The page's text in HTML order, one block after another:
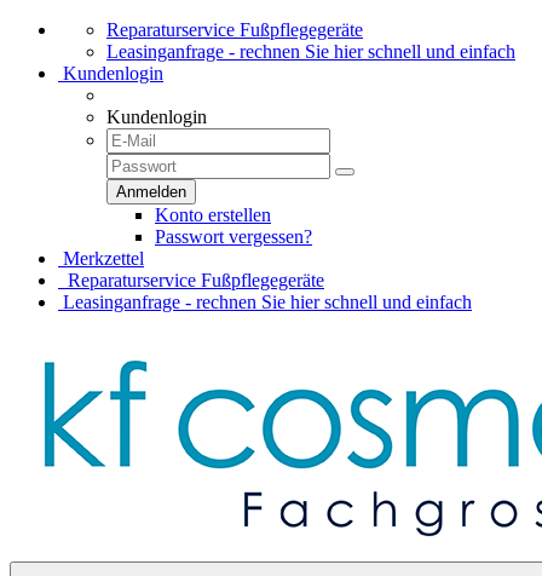
Reparaturservice Fußpflegegeräte
Leasinganfrage - rechnen Sie hier schnell und einfach
Kundenlogin
Kundenlogin
Konto erstellen
Passwort vergessen?
Merkzettel
Reparaturservice Fußpflegegeräte
Leasinganfrage - rechnen Sie hier schnell und einfach